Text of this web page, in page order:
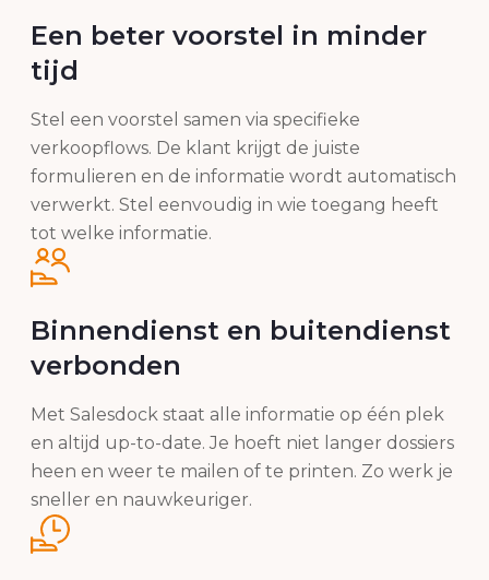
Een beter voorstel in minder
tijd
Stel een voorstel samen via specifieke
verkoopflows. De klant krijgt de juiste
formulieren en de informatie wordt automatisch
verwerkt. Stel eenvoudig in wie toegang heeft
tot welke informatie.
Binnendienst en buitendienst
verbonden
Met Salesdock staat alle informatie op één plek
en altijd up-to-date. Je hoeft niet langer dossiers
heen en weer te mailen of te printen. Zo werk je
sneller en nauwkeuriger.